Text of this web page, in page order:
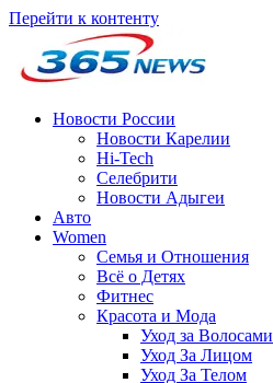
Перейти к контенту
Новости России
Новости Карелии
Hi-Tech
Селебрити
Новости Адыгеи
Авто
Women
Семья и Отношения
Всё о Детях
Фитнес
Красота и Мода
Уход за Волосами
Уход За Лицом
Уход За Телом